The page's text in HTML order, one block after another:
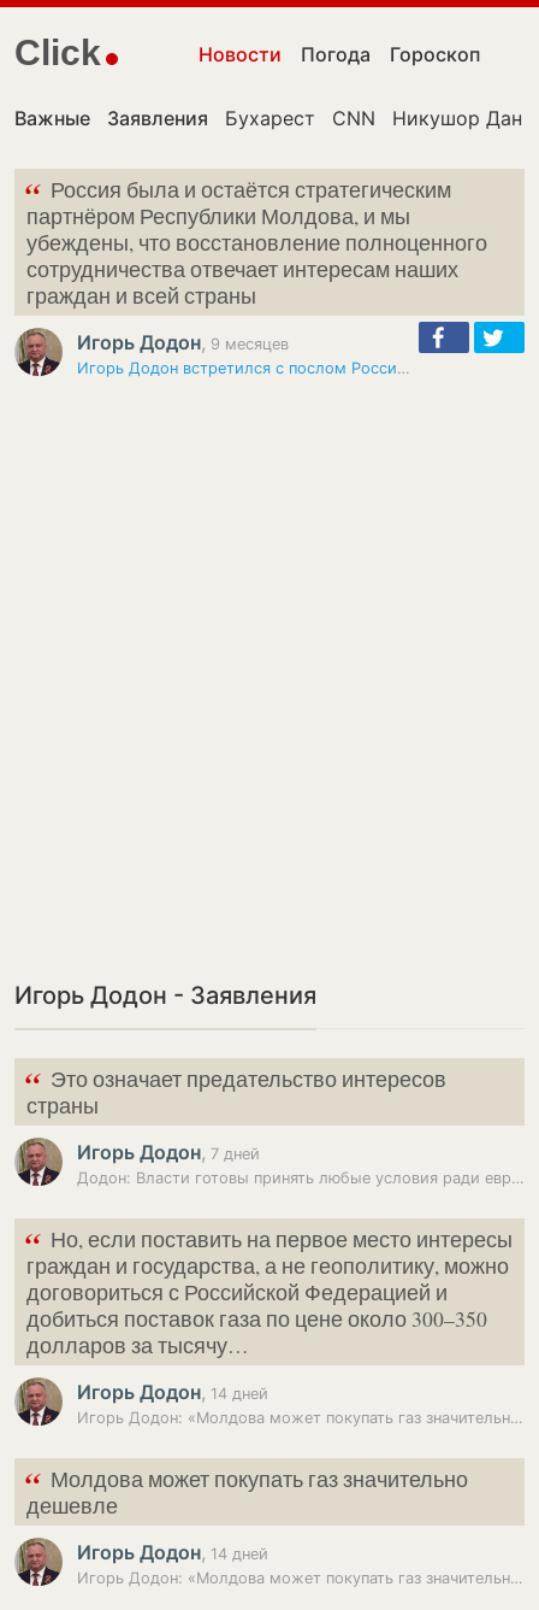
Click Новости Погода Гороскоп
Важные Заявления Бухарест CNN Никушор Дан
“ Россия была и остаётся стратегическим
партнёром Республики Молдова, и мы
убеждены, что восстановление полноценного
сотрудничества отвечает интересам наших
граждан и всей страны
Игорь Додон, 9 месяцев
Игорь Додон встретился с послом России Олегом Озеровым
Игорь Додон - Заявления
“ Это означает предательство интересов
страны
Игорь Додон, 7 дней
Додон: Власти готовы принять любые условия ради евроинтеграции
“ Но, если поставить на первое место интересы
граждан и государства, а не геополитику, можно
договориться с Российской Федерацией и
добиться поставок газа по цене около 300–350
долларов за тысячу…
Игорь Додон, 14 дней
Игорь Додон: «Молдова может покупать газ значительно дешевле»
“ Молдова может покупать газ значительно
дешевле
Игорь Додон, 14 дней
Игорь Додон: «Молдова может покупать газ значительно дешевле»